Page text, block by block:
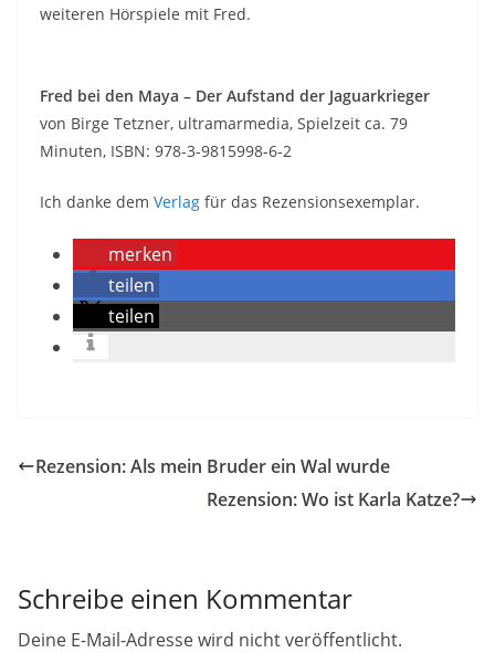
weiteren Hörspiele mit Fred.
Fred bei den Maya – Der Aufstand der Jaguarkrieger
von Birge Tetzner, ultramarmedia, Spielzeit ca. 79
Minuten, ISBN: 978-3-9815998-6-2
Ich danke dem Verlag für das Rezensionsexemplar.
merken
teilen
teilen
Rezension: Als mein Bruder ein Wal wurde
Rezension: Wo ist Karla Katze?
Schreibe einen Kommentar
Deine E-Mail-Adresse wird nicht veröffentlicht.